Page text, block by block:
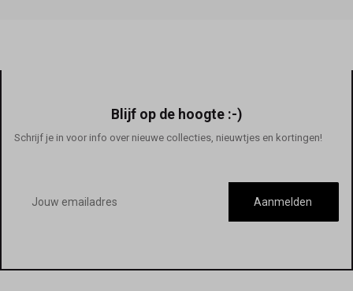
Blijf op de hoogte :-)
Schrijf je in voor info over nieuwe collecties, nieuwtjes en kortingen!
mailadres
Aanmelden